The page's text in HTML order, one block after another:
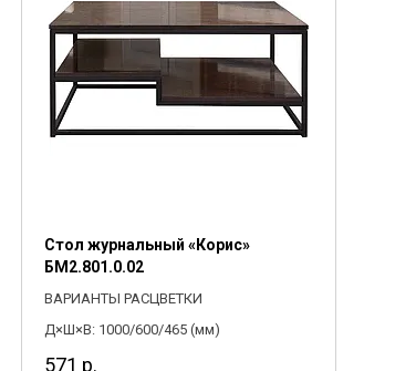
Щепа древесная
Коллекции
ПОДОБРАТЬ
Выберите
Стол журнальный «Корис»
БМ2.801.0.02
ВАРИАНТЫ РАСЦВЕТКИ
Д×Ш×В: 1000/600/465 (мм)
571 р.